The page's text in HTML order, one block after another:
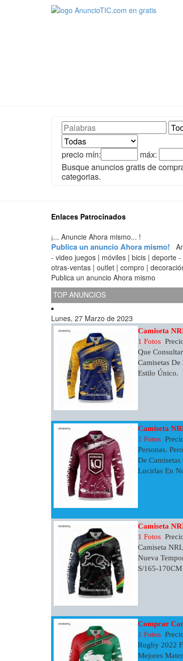
precio mín: máx:
Busque anuncios gratis de
categorias.
Enlaces Patrocinados
¡... Anuncie Ahora mismo... !
Publica un anuncio Ahora mismo!
- video juegos | móviles | bicis | deporte
otras-ventas | outlet | compro |
Publica un anuncio Ahora mismo
TOP ANUNCIOS
Lunes, 27 Marzo de 2023
Camiseta
1 Fotos
Que
Camisetas
Estilo Único.
Camiseta
1 Fotos
Personas.
De
Lucirlas En
Camiseta
1 Fotos
Camiseta
Nueva
S/165-
Comprar
1 Fotos
Rugby 2022
Mejores